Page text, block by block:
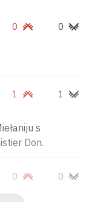
0 0
1 1
s
Don.
0 0
UFC u
Rasija
heta